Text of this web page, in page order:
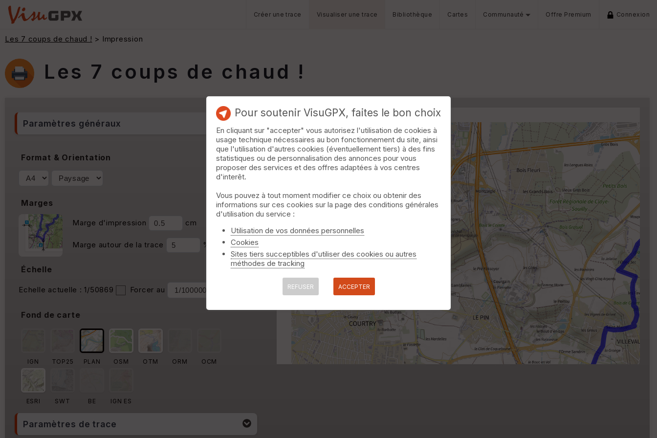
Créer une trace Visualiser une trace Bibliothèque Cartes Communauté Offre Premium Connexion
Les 7 coups de chaud ! > Impression
Les 7 coups de chaud !
Paramètres généraux
Format & Orientation
Marges
Marge d'impression cm
Marge autour de la trace %
Échelle
Echelle actuelle : 1/50869 Forcer au
Fond de carte
IGN TOP25 PLAN OSM OTM ORM OCM
ESRI SWT BE IGN ES
Paramètres de trace
Pour soutenir VisuGPX, faites le bon choix
En cliquant sur "accepter" vous autorisez l'utilisation de cookies à
usage technique nécessaires au bon fonctionnement du site, ainsi
que l'utilisation d'autres cookies (éventuellement tiers) à des fins
statistiques ou de personnalisation des annonces pour vous
proposer des services et des offres adaptées à vos centres
d'interêt.
Vous pouvez à tout moment modifier ce choix ou obtenir des
informations sur ces cookies sur la page des conditions générales
d'utilisation du service :
Utilisation de vos données personnelles
Cookies
Sites tiers succeptibles d'utiliser des cookies ou autres
méthodes de tracking
REFUSER ACCEPTER